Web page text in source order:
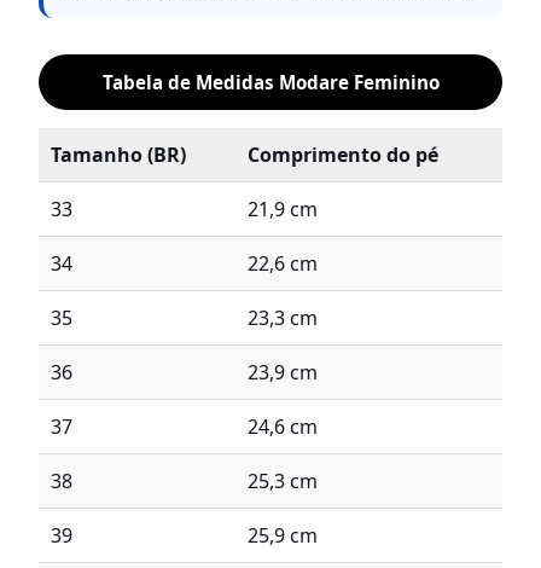
Tabela de Medidas Modare Feminino
Tamanho (BR) Comprimento do pé
33 21,9 cm
34 22,6 cm
35 23,3 cm
36 23,9 cm
37 24,6 cm
38 25,3 cm
39 25,9 cm